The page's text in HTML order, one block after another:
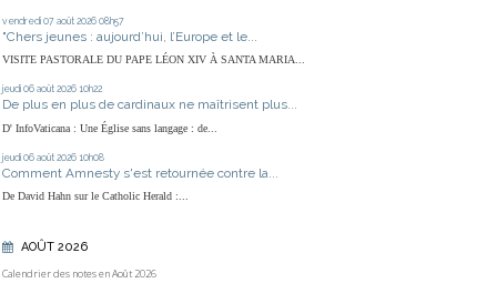
vendredi 07 août 2026 08h57
"Chers jeunes : aujourd’hui, l’Europe et le...
VISITE PASTORALE DU PAPE LÉON XIV À SANTA MARIA...
jeudi 06 août 2026 10h22
De plus en plus de cardinaux ne maîtrisent plus...
D' InfoVaticana : Une Église sans langage : de...
jeudi 06 août 2026 10h08
Comment Amnesty s'est retournée contre la...
De David Hahn sur le Catholic Herald :...
AOÛT 2026
Calendrier des notes en Août 2026